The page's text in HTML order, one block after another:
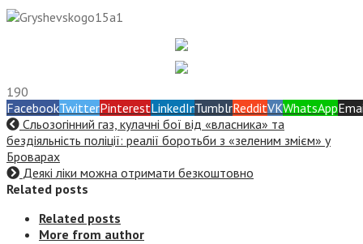
190
FacebookTwitterPinterestLinkedInTumblrRedditVKWhatsApp
Сльозогінний газ, кулачні бої від «власника» та
бездіяльність поліції: реалії боротьби з «зеленим змієм» у
Броварах
Деякі ліки можна отримати безкоштовно
Related posts
Related posts
More from author